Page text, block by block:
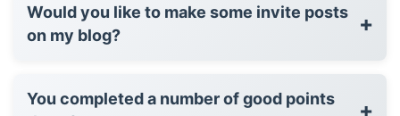
Would you like to make some invite posts
on my blog?
+
You completed a number of good points
+